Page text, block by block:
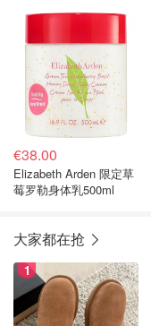
€38.00
Elizabeth Arden 限定草
莓罗勒身体乳500ml
大家都在抢
1